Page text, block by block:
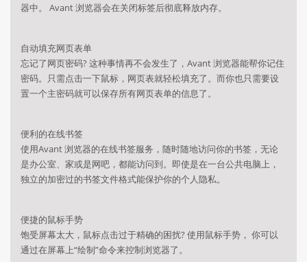
器中。 Avant 浏览器会在关闭标签后彻底释放内存。
自动填充网页表单
忘记了网页密码? 这种事情再不会发生了，Avant 浏览器能帮你记住
密码。只需点击一下鼠标，网页表就轻松填充了。而你也只需要设
置一个主密码就可以保存所有网页表单的信息了。
便利的在线书签
使用Avant 浏览器的在线书签服务，随时随地访问你的书签，无论
是办公室、家或是网吧，都能访问到。即使是在一台公共电脑上，
独立的加密过的书签文件格式能保护你的个人隐私。
便捷的鼠标手势
饱受屏幕太大，鼠标点击过于精确的困扰? 使用鼠标手势， 你可以
通过在屏幕上“绘制”命令来控制浏览器了。